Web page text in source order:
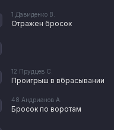
1 Давиденко В.
Отражен бросок
12 Прудцев С.
Проигрыш в вбрасывании
48 Андрианов А.
Бросок по воротам